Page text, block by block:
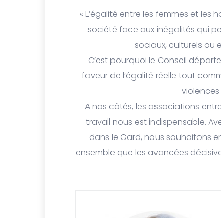
« L’égalité entre les femmes et
société face aux inégalités qui
sociaux, culturels ou
C’est pourquoi le Conseil
faveur de l’égalité réelle tout
A nos côtés, les associations
travail nous est indispensable.
dans le Gard, nous souhaitons
ensemble que les avancées